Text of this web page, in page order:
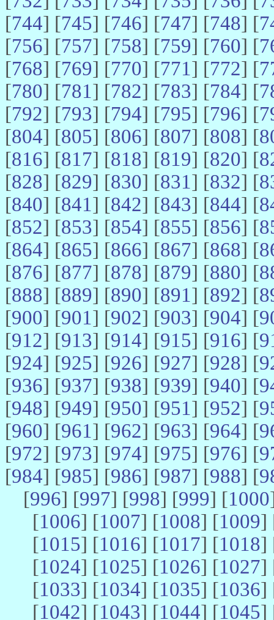
[744] [745] [746] [747] [748] [
[756] [757] [758] [759] [760] [
[768] [769] [770] [771] [772] [
[780] [781] [782] [783] [784] [
[792] [793] [794] [795] [796] [
[804] [805] [806] [807] [808] [
[816] [817] [818] [819] [820] [
[828] [829] [830] [831] [832] [
[840] [841] [842] [843] [844] [
[852] [853] [854] [855] [856] [
[864] [865] [866] [867] [868] [
[876] [877] [878] [879] [880] [
[888] [889] [890] [891] [892] [
[900] [901] [902] [903] [904] [
[912] [913] [914] [915] [916] [
[924] [925] [926] [927] [928] [
[936] [937] [938] [939] [940] [
[948] [949] [950] [951] [952] [
[960] [961] [962] [963] [964] [
[972] [973] [974] [975] [976] [
[984] [985] [986] [987] [988] [
[996] [997] [998] [999] [1000
[1006] [1007] [1008] [1009]
[1015] [1016] [1017] [1018]
[1024] [1025] [1026] [1027]
[1033] [1034] [1035] [1036]
[1042] [1043] [1044] [1045]